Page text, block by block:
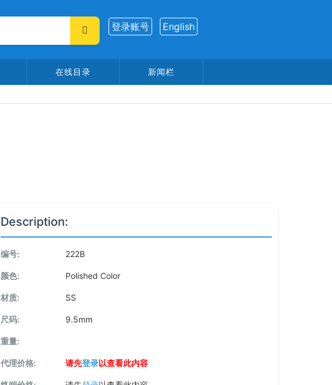
登录账号 English
在线目录 新闻栏
Description:
编号: 222B
颜色: Polished Color
材质: SS
尺码: 9.5mm
重量:
代理价格: 请先登录以查看此内容